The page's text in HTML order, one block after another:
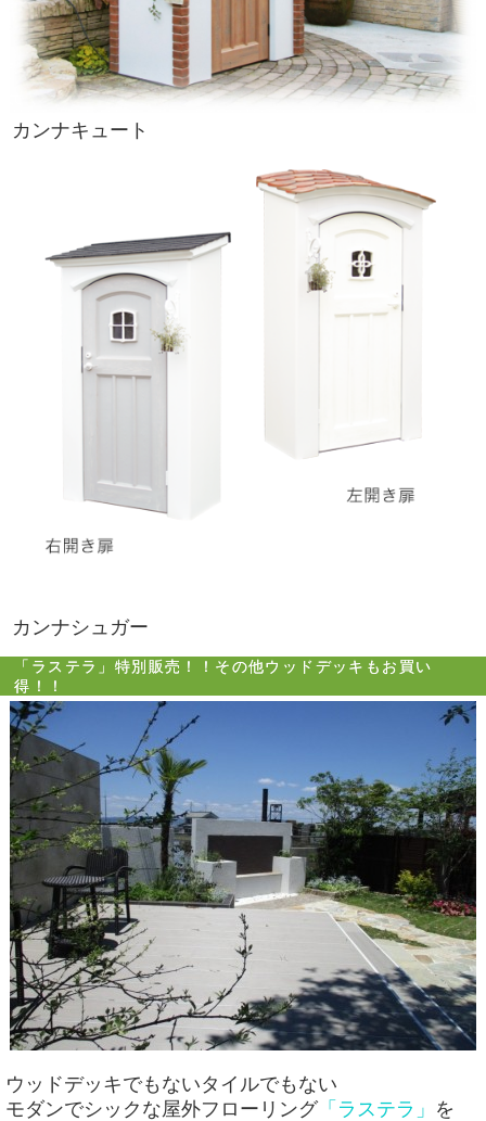
カンナキュート
カンナシュガー
「ラステラ」特別販売！！その他ウッドデッキもお買い
得！！
ウッドデッキでもないタイルでもない
モダンでシックな屋外フローリング「ラステラ」 を